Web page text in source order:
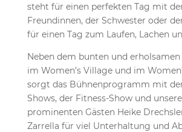
steht für einen perfekten Tag mit
Freundinnen, der Schwester oder
für einen Tag zum Laufen, Lachen
Neben dem bunten und
im Women’s Village und im
sorgt das Bühnenprogramm mit
Shows, der Fitness-Show und
prominenten Gästen Heike
Zarrella für viel Unterhaltung und